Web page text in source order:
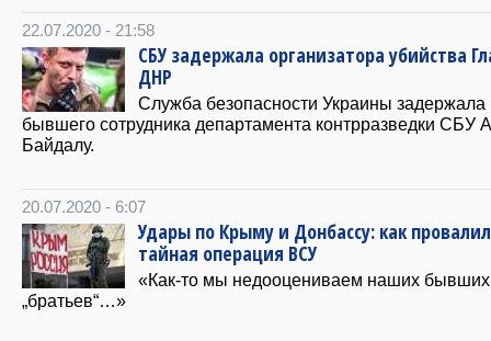
22.07.2020 - 21:58
СБУ задержала организатора убийства
ДНР
Служба безопасности Украины задержала
бывшего сотрудника департамента контрразведки СБУ
Байдалу.
20.07.2020 - 6:07
Удары по Крыму и Донбассу: как
тайная операция ВСУ
«Как-то мы недооцениваем наших бывших
„братьев“…»